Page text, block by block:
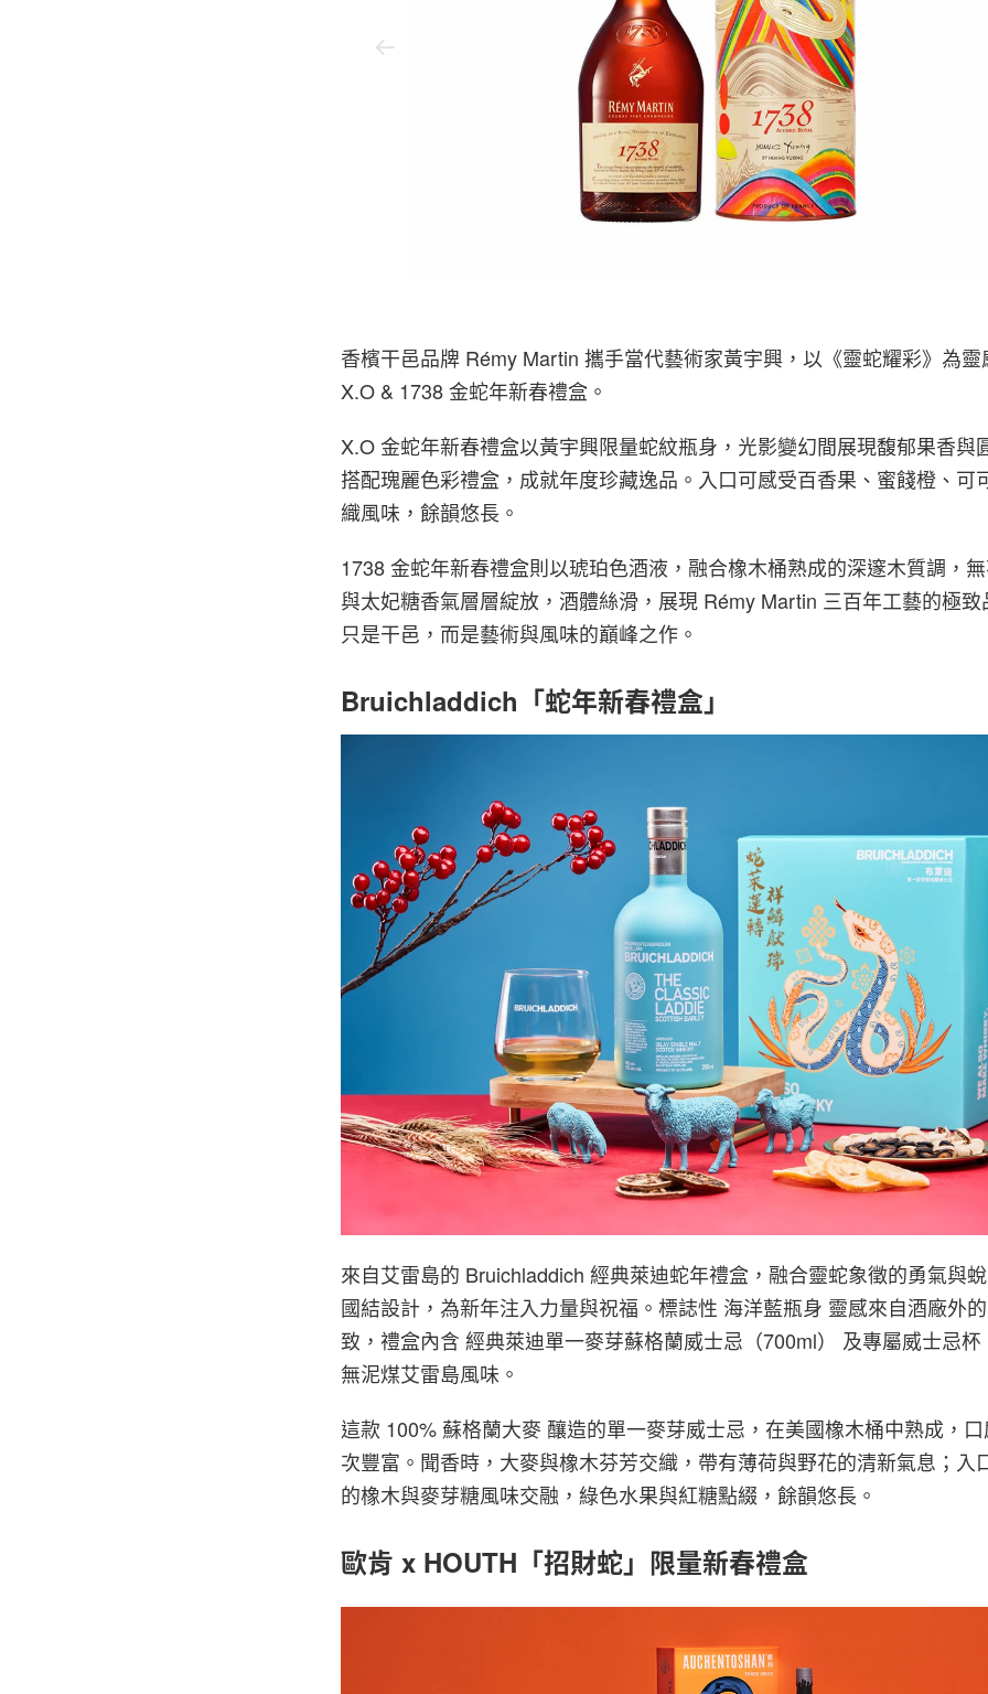
香檳干邑品牌 Rémy Martin 攜手當代藝術家黃宇興，以《靈蛇耀彩》為靈
X.O & 1738 金蛇年新春禮盒。
X.O 金蛇年新春禮盒以黃宇興限量蛇紋瓶身，光影變幻間展現馥郁果香與
搭配瑰麗色彩禮盒，成就年度珍藏逸品。入口可感受百香果、蜜餞橙、可
織風味，餘韻悠長。
1738 金蛇年新春禮盒則以琥珀色酒液，融合橡木桶熟成的深邃木質調，
與太妃糖香氣層層綻放，酒體絲滑，展現 Rémy Martin 三百年工藝的極致
只是干邑，而是藝術與風味的巔峰之作。
Bruichladdich「蛇年新春禮盒」
來自艾雷島的 Bruichladdich 經典萊迪蛇年禮盒，融合靈蛇象徵的勇氣與
國結設計，為新年注入力量與祝福。標誌性 海洋藍瓶身 靈感來自酒廠外
致，禮盒內含 經典萊迪單一麥芽蘇格蘭威士忌（700ml） 及專屬威士忌
無泥煤艾雷島風味。
這款 100% 蘇格蘭大麥 釀造的單一麥芽威士忌，在美國橡木桶中熟成，
次豐富。聞香時，大麥與橡木芬芳交織，帶有薄荷與野花的清新氣息；入
的橡木與麥芽糖風味交融，綠色水果與紅糖點綴，餘韻悠長。
歐肯 x HOUTH「招財蛇」限量新春禮盒